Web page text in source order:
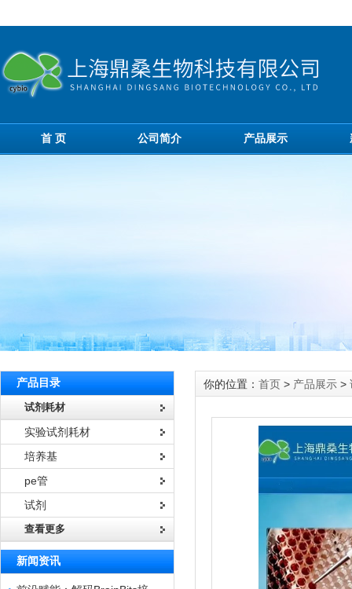
首 页 公司简介 产品展示
产品目录
试剂耗材
实验试剂耗材
培养基
pe管
试剂
查看更多
新闻资讯
你的位置： 首页 > 产品展示 >